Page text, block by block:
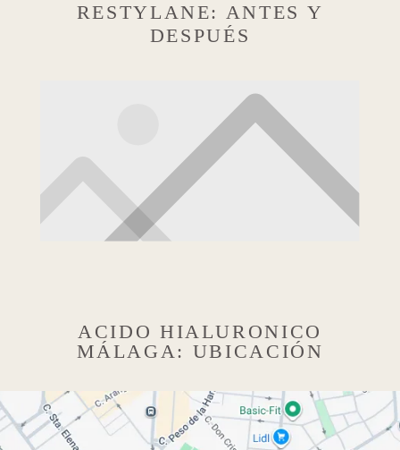
RESTYLANE: ANTES Y
DESPUÉS
ACIDO HIALURONICO
MÁLAGA: UBICACIÓN